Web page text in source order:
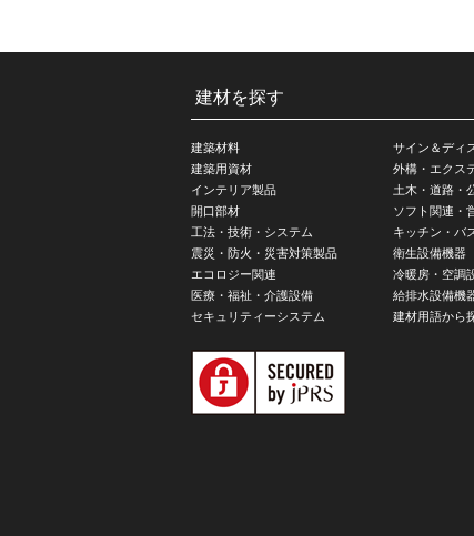
建材を探す
建築材料
建築用資材
インテリア製品
開口部材
工法・技術・システム
震災・防火・災害対策製品
エコロジー関連
医療・福祉・介護設備
セキュリティーシステム
サイン＆ディ
外構・エクス
土木・道路・
ソフト関連・
キッチン・バ
衛生設備機器
冷暖房・空調
給排水設備機
建材用語から